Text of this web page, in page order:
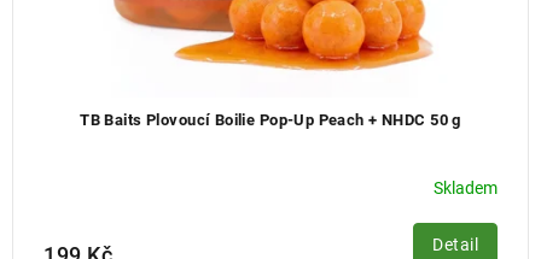
TB Baits Plovoucí Boilie Pop-Up Peach + NHDC 50 g
Skladem
Detail